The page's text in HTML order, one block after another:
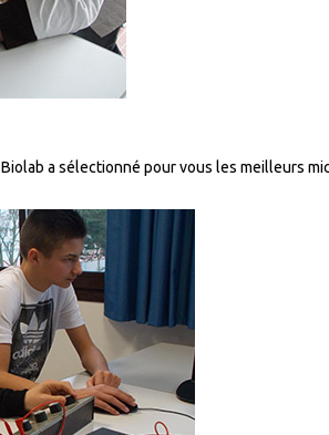
Biolab a sélectionné pour vous les meilleurs